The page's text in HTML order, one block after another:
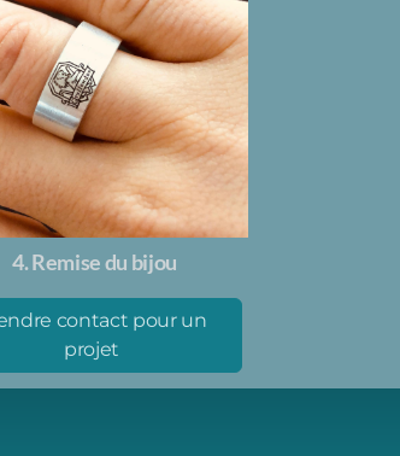
4. Remise du bijou
contact pour un
projet